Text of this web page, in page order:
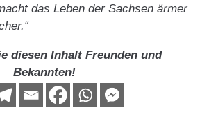
das Leben der Sachsen ärmer
diesen Inhalt Freunden und
Bekannten!